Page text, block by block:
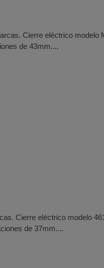
Cierre eléctrico modelo
de 43mm....
Cierre eléctrico modelo
de 37mm....